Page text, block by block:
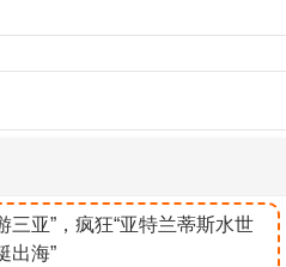
三亚”，疯狂“亚特兰蒂斯水世
出海”